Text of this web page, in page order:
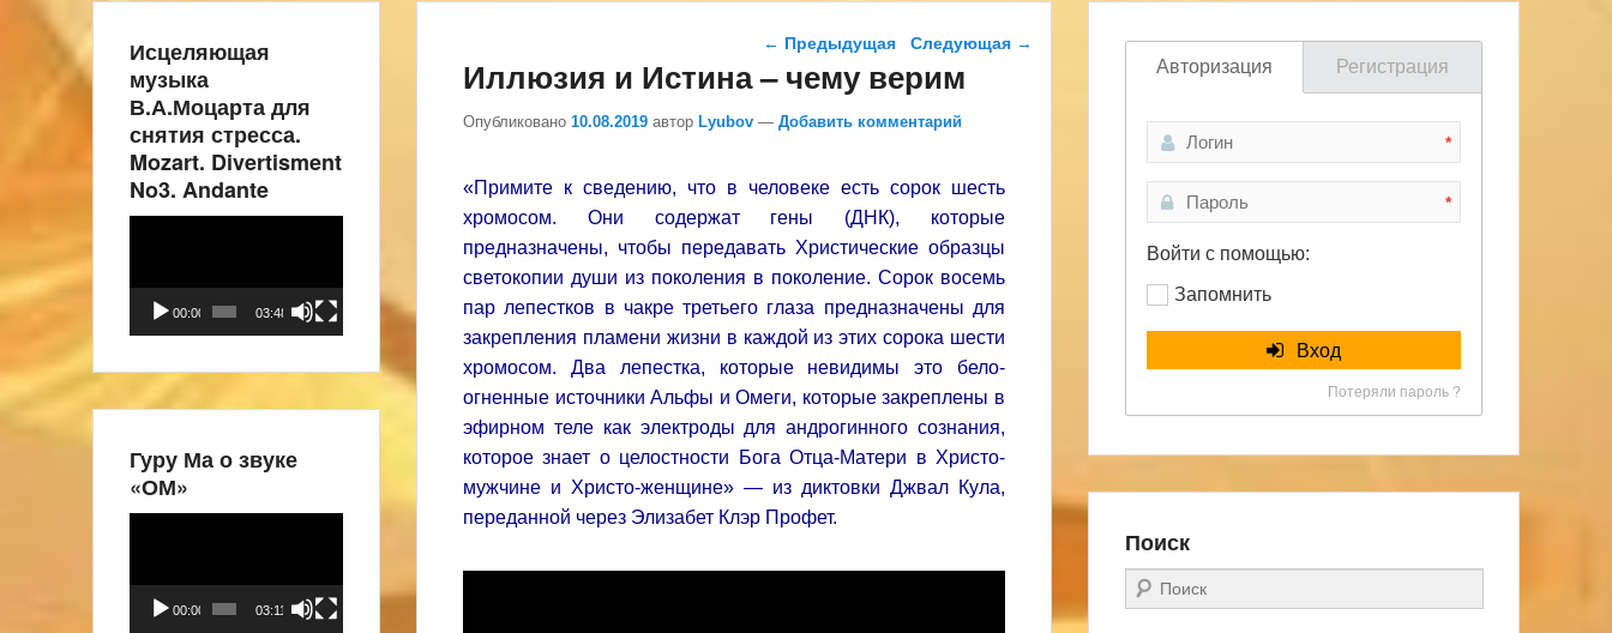
Навигация по записям
← Предыдущая Следующая →
Иллюзия и Истина – чему верим
Опубликовано 10.08.2019 автор Lyubov — Добавить комментарий
«Примите к сведению, что в человеке есть сорок шесть
хромосом. Они содержат гены (ДНК), которые
предназначены, чтобы передавать Христические образцы
светокопии души из поколения в поколение. Сорок восемь
пар лепестков в чакре третьего глаза предназначены для
закрепления пламени жизни в каждой из этих сорока шести
хромосом. Два лепестка, которые невидимы это бело-
огненные источники Альфы и Омеги, которые закреплены в
эфирном теле как электроды для андрогинного сознания,
которое знает о целостности Бога Отца-Матери в Христо-
мужчине и Христо-женщине» — из диктовки Джвал Кула,
переданной через Элизабет Клэр Профет.
Авторизация Регистрация
*
*
Войти с помощью:
Запомнить
Вход
Потеряли пароль ?
Поиск
Поиск
Исцеляющая
музыка
В.А.Моцарта для
снятия стресса.
Mozart. Divertisment
No3. Andante
00:00 03:48
Гуру Ма о звуке
«ОМ»
00:00 03:11